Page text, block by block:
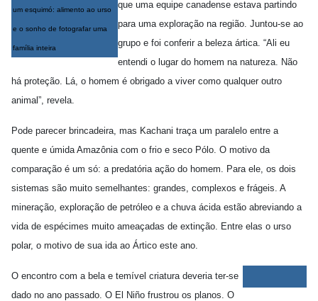
um esquimó: alimento ao urso
e o sonho de fotografar uma
família inteira
que uma equipe canadense estava partindo
para uma exploração na região. Juntou-se ao
grupo e foi conferir a beleza ártica. “Ali eu
entendi o lugar do homem na natureza. Não
há proteção. Lá, o homem é obrigado a viver como qualquer outro
animal”, revela.
Pode parecer brincadeira, mas Kachani traça um paralelo entre a
quente e úmida Amazônia com o frio e seco Pólo. O motivo da
comparação é um só: a predatória ação do homem. Para ele, os dois
sistemas são muito semelhantes: grandes, complexos e frágeis. A
mineração, exploração de petróleo e a chuva ácida estão abreviando a
vida de espécimes muito ameaçadas de extinção. Entre elas o urso
polar, o motivo de sua ida ao Ártico este ano.
O encontro com a bela e temível criatura deveria ter-se
dado no ano passado. O El Niño frustrou os planos. O